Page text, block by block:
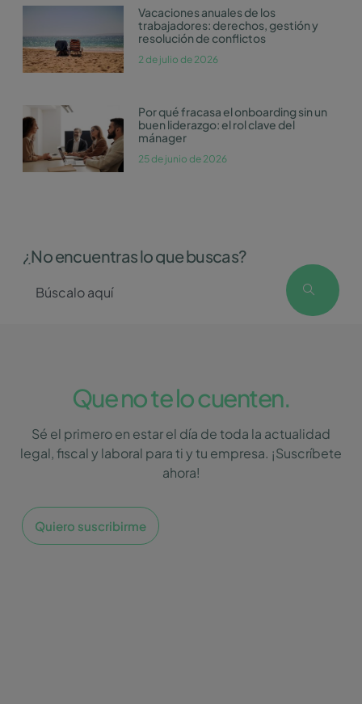
Vacaciones anuales de los
trabajadores: derechos, gestión y
resolución de conflictos
2 de julio de 2026
Por qué fracasa el onboarding sin un
buen liderazgo: el rol clave del
mánager
25 de junio de 2026
¿No encuentras lo que buscas?
Que no te lo cuenten.
Sé el primero en estar el día de toda la actualidad
legal, fiscal y laboral para ti y tu empresa. ¡Suscríbete
ahora!
Quiero suscribirme